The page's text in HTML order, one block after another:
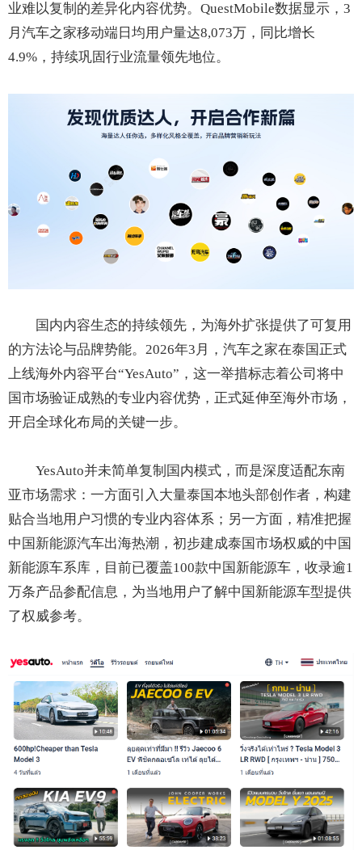
业难以复制的差异化内容优势。QuestMobile数据显示，3
月汽车之家移动端日均用户量达8,073万，同比增长
4.9%，持续巩固行业流量领先地位。
国内内容生态的持续领先，为海外扩张提供了可复用
的方法论与品牌势能。2026年3月，汽车之家在泰国正式
上线海外内容平台“YesAuto”，这一举措标志着公司将中
国市场验证成熟的专业内容优势，正式延伸至海外市场，
开启全球化布局的关键一步。
YesAuto并未简单复制国内模式，而是深度适配东南
亚市场需求：一方面引入大量泰国本地头部创作者，构建
贴合当地用户习惯的专业内容体系；另一方面，精准把握
中国新能源汽车出海热潮，初步建成泰国市场权威的中国
新能源车系库，目前已覆盖100款中国新能源车，收录逾1
万条产品参配信息，为当地用户了解中国新能源车型提供
了权威参考。